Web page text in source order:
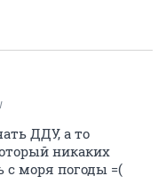
ДДУ, а то
никаких
с моря погоды =(